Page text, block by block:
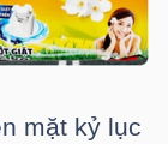
mặt kỷ lục